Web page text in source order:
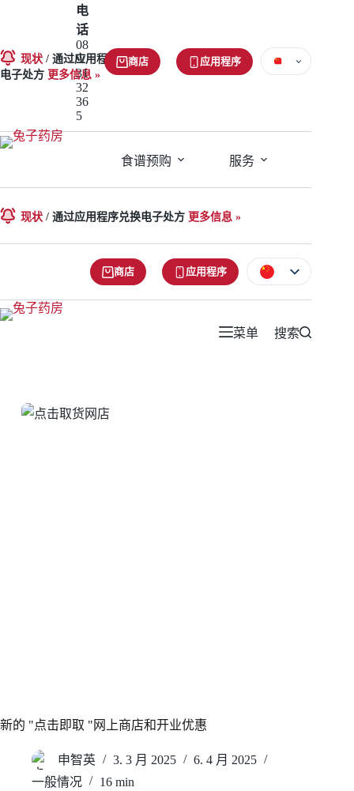
内
容
现状 / 通过应用程序兑换
电子处方 更多信息 »
电
话
08
9/
31
32
36
5
商店 应用程序
食谱预购 服务
现状 / 通过应用程序兑换电子处方 更多信息 »
商店 应用程序
菜单 搜索
新的 "点击即取 "网上商店和开业优惠
申智英 3. 3 月 2025
6. 4 月 2025
一般情况
16 min